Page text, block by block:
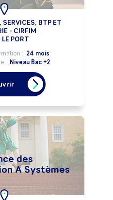
SERVICES, BTP ET
- CIRFIM
PORT
: 24 mois
: Niveau Bac +2
des
A Systèmes